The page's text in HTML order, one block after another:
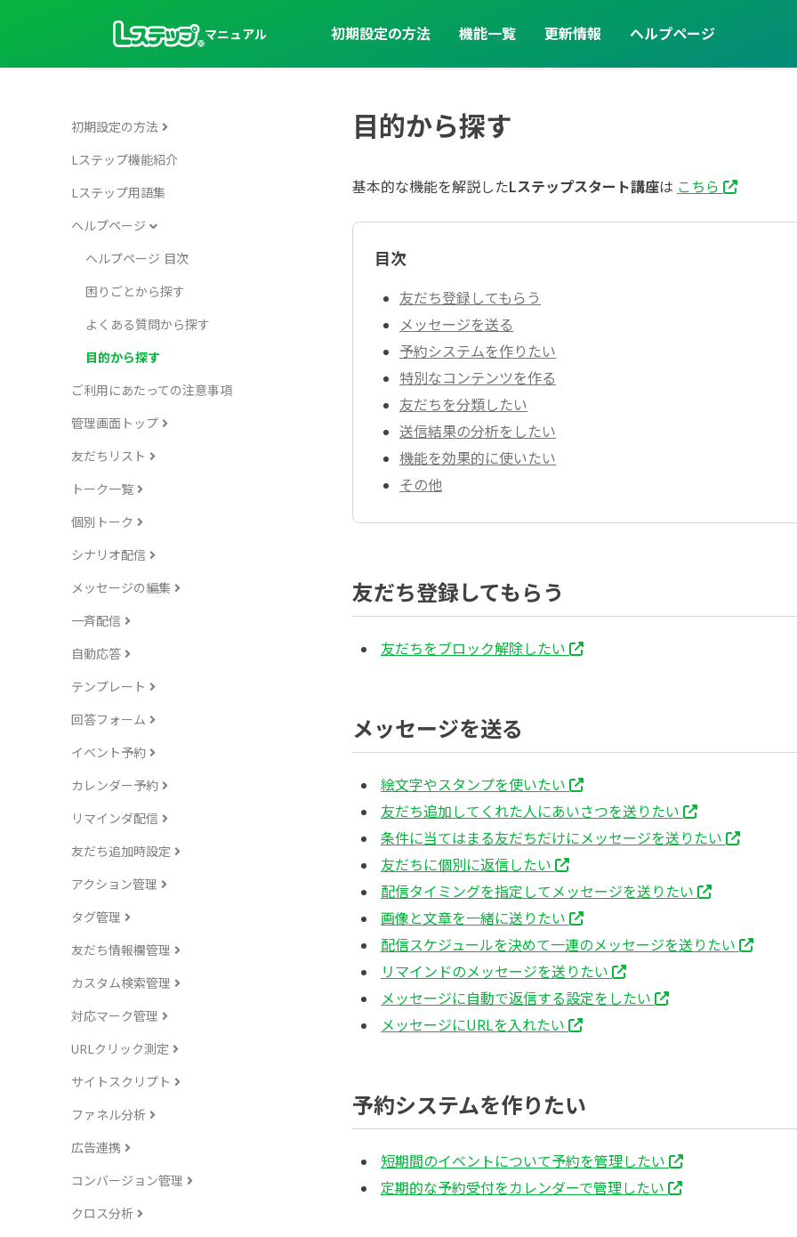
マニュアル 初期設定の方法 機能一覧 更新情報 ヘルプページ
初期設定の方法
Lステップ機能紹介
Lステップ用語集
ヘルプページ
ヘルプページ 目次
困りごとから探す
よくある質問から探す
目的から探す
ご利用にあたっての注意事項
管理画面トップ
友だちリスト
トーク一覧
個別トーク
シナリオ配信
メッセージの編集
一斉配信
自動応答
テンプレート
回答フォーム
イベント予約
カレンダー予約
リマインダ配信
友だち追加時設定
アクション管理
タグ管理
友だち情報欄管理
カスタム検索管理
対応マーク管理
URLクリック測定
サイトスクリプト
ファネル分析
広告連携
コンバージョン管理
クロス分析
目的から探す
基本的な機能を解説したLステップスタート講座は こちら
目次
友だち登録してもらう
メッセージを送る
予約システムを作りたい
特別なコンテンツを作る
友だちを分類したい
送信結果の分析をしたい
機能を効果的に使いたい
その他
友だち登録してもらう
友だちをブロック解除したい
メッセージを送る
絵文字やスタンプを使いたい
友だち追加してくれた人にあいさつを送りたい
条件に当てはまる友だちだけにメッセージを送りたい
友だちに個別に返信したい
配信タイミングを指定してメッセージを送りたい
画像と文章を一緒に送りたい
配信スケジュールを決めて一連のメッセージを送りたい
リマインドのメッセージを送りたい
メッセージに自動で返信する設定をしたい
メッセージにURLを入れたい
予約システムを作りたい
短期間のイベントについて予約を管理したい
定期的な予約受付をカレンダーで管理したい